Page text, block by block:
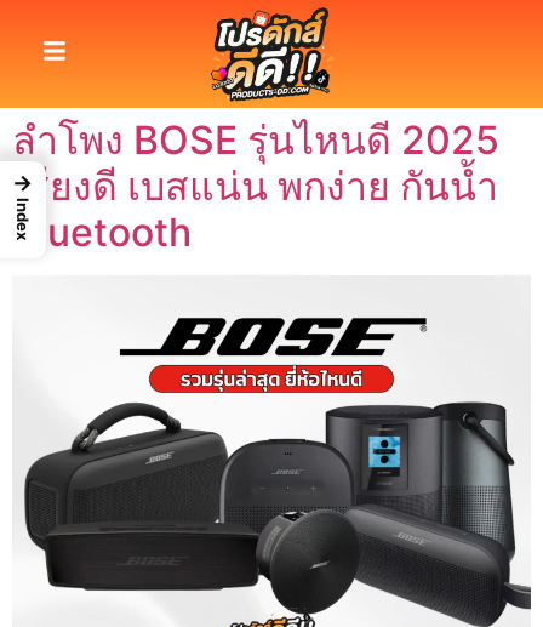
ลำโพง BOSE รุ่นไหนดี 2025
เสียงดี เบสแน่น พกง่าย กันน้ำ
Bluetooth
→
Index